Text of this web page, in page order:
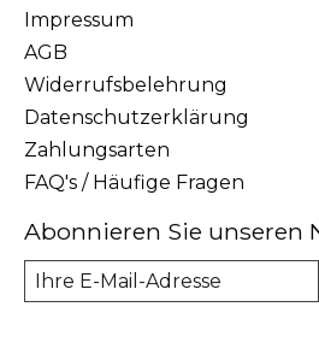
Impressum
AGB
Widerrufsbelehrung
Datenschutzerklärung
Zahlungsarten
FAQ's / Häufige Fragen
Abonnieren Sie unseren